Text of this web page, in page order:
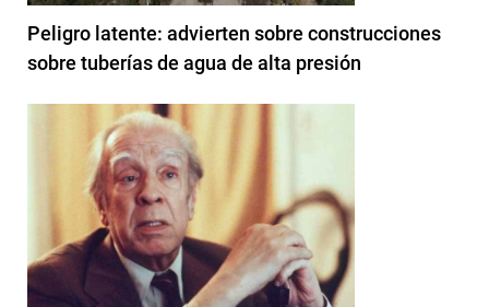
Peligro latente: advierten sobre construcciones
sobre tuberías de agua de alta presión